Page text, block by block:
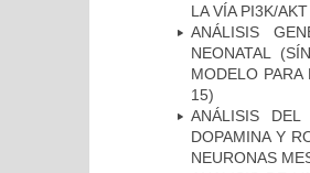
LA VÍA PI3K/
ANÁLISIS
NEONATAL
MODELO
15)
ANÁLISIS
DOPAMINA Y
NEURONAS